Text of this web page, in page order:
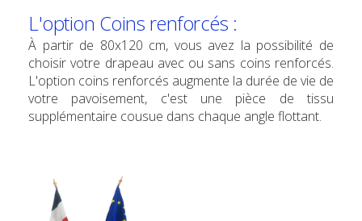
L'option Coins renforcés :
À partir de 80x120 cm, vous avez la possibilité de
choisir votre drapeau avec ou sans coins renforcés.
L'option coins renforcés augmente la durée de vie de
votre pavoisement, c'est une pièce de tissu
supplémentaire cousue dans chaque angle flottant.